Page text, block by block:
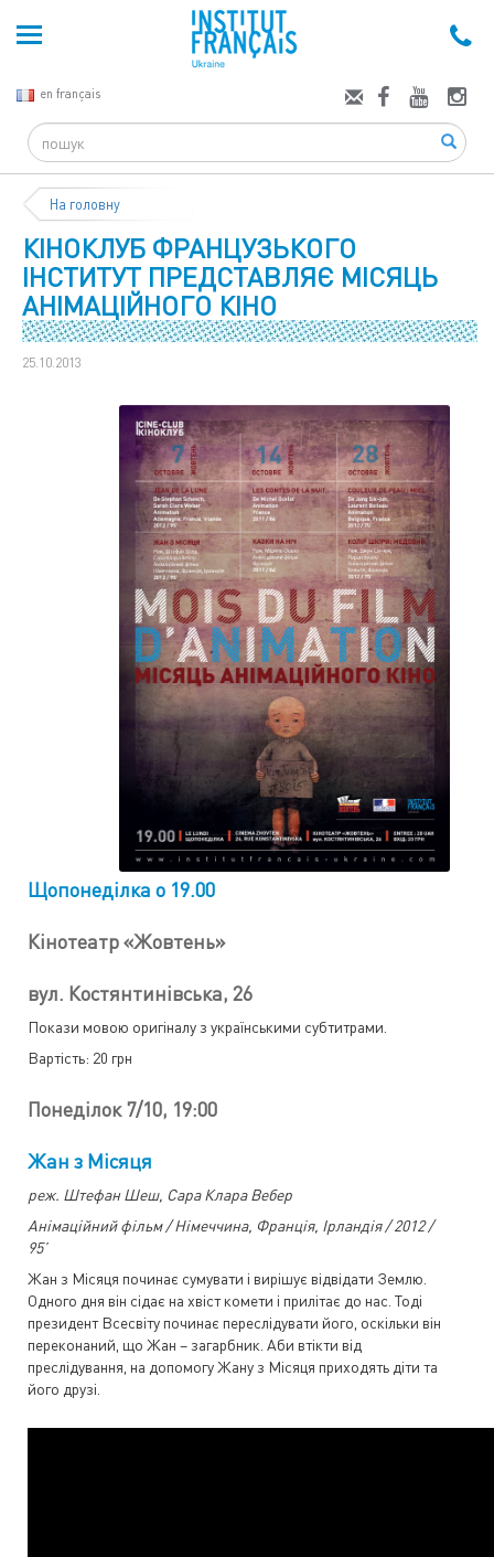
en français
Search
На головну
КІНОКЛУБ ФРАНЦУЗЬКОГО
ІНСТИТУТ ПРЕДСТАВЛЯЄ МІСЯЦЬ
АНІМАЦІЙНОГО КІНО
25.10.2013
Щопонеділка о 19.00
Кінотеатр «Жовтень»
вул. Костянтинівська, 26
Покази мовою оригіналу з українськими субтитрами.
Вартість: 20 грн
Понеділок 7/10, 19:00
Жан з Місяця
реж. Штефан Шеш, Сара Клара Вебер
Анімаційний фільм / Німеччина, Франція, Iрландія / 2012 /
95’
Жан з Місяця починає сумувати і вирішує відвідати Землю.
Одного дня він сідає на хвіст комети і прилітає до нас. Тоді
президент Всесвіту починає переслідувати його, оскільки він
переконаний, що Жан – загарбник. Аби втікти від
преслідування, на допомогу Жану з Місяця приходять діти та
його друзі.